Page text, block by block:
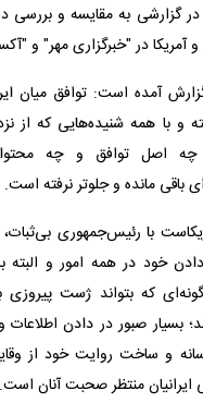
در گزارشی به مقایسه و
و آمریکا در "خبرگزاری مهر" و
آمده است: توافق میان
و با همه شنیده‌هایی که از
چه اصل توافق و چه
باقی مانده و جلوتر نرفته است.
با رئیس‌جمهوری
خود در همه امور و البته
که بتواند ژست
بسیار صبور در دادن
و ساخت روایت خود از
ایرانیان منتظر صحبت آنان است.